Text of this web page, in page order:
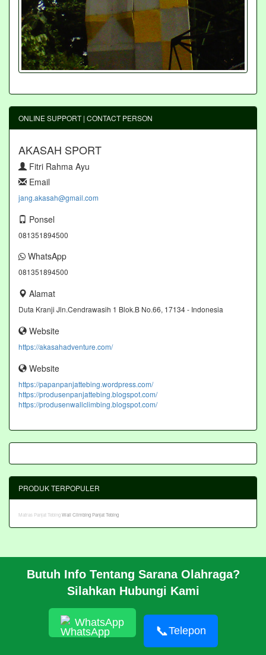
ONLINE SUPPORT | CONTACT PERSON
AKASAH SPORT
Fitri Rahma Ayu
Email
jang.akasah@gmail.com
Ponsel
081351894500
WhatsApp
081351894500
Alamat
Duta Kranji Jln.Cendrawasih 1 Blok.B No.66, 17134 - Indonesia
Website
https://akasahadventure.com/
Website
https://papanpanjattebing.wordpress.com/
https://produsenpanjattebing.blogspot.com/
https://produsenwallclimbing.blogspot.com/
Butuh Info Tentang Sarana Olahraga?
Silahkan Hubungi Kami
WhatsApp
📞Telepon
PRODUK TERPOPULER
Matras Panjat TebingWall Climbing Panjat Tebing
CARA PESAN
HUBUNGI KAMI
Pembangunan Wall Climbing Di PPLP Banten